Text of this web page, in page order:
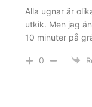
Alla ugnar är
utkik. Men jag
10 minuter på
0